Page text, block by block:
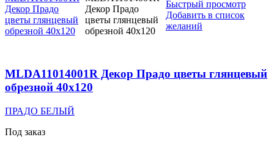
Быстрый просмотр
Добавить в список
желаний
MLDA11014001R Декор Прадо цветы глянцевый
обрезной 40х120
ПРАДО БЕЛЫЙ
Под заказ